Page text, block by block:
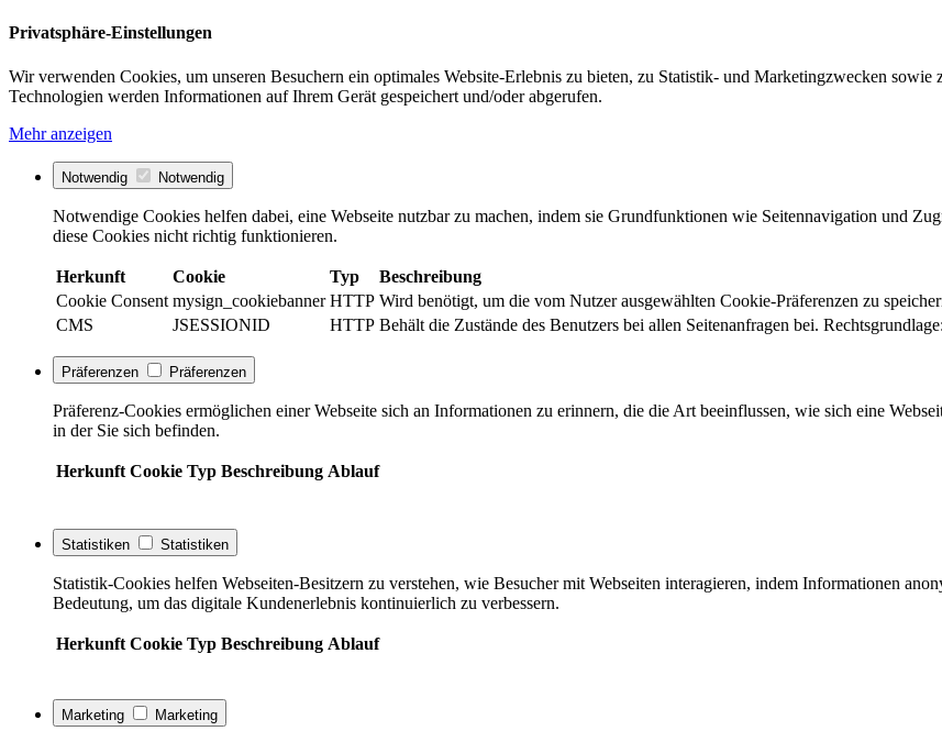
Privatsphäre-Einstellungen
Wir verwenden Cookies, um unseren Besuchern ein optimales Website-Erlebnis zu bieten, zu Statistik- und Marketingzwecken
Technologien werden Informationen auf Ihrem Gerät gespeichert und/oder abgerufen.
Mehr anzeigen
Notwendig Notwendig
Notwendige Cookies helfen dabei, eine Webseite nutzbar zu machen, indem sie Grundfunktionen wie Seitennavigation und
diese Cookies nicht richtig funktionieren.
Herkunft Cookie Typ Beschreibung
Cookie Consent mysign_cookiebanner HTTP Wird benötigt, um die vom Nutzer ausgewählten Cookie-Präferenzen zu
CMS
JSESSIONID HTTP Behält die Zustände des Benutzers bei allen Seitenanfragen bei.
Präferenzen Präferenzen
Präferenz-Cookies ermöglichen einer Webseite sich an Informationen zu erinnern, die die Art beeinflussen, wie sich eine
in der Sie sich befinden.
Herkunft Cookie Typ Beschreibung Ablauf
Statistiken Statistiken
Statistik-Cookies helfen Webseiten-Besitzern zu verstehen, wie Besucher mit Webseiten interagieren, indem Informationen
Bedeutung, um das digitale Kundenerlebnis kontinuierlich zu verbessern.
Herkunft Cookie Typ Beschreibung Ablauf
Marketing Marketing